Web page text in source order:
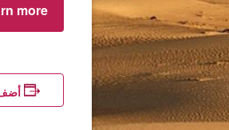
more
أضف